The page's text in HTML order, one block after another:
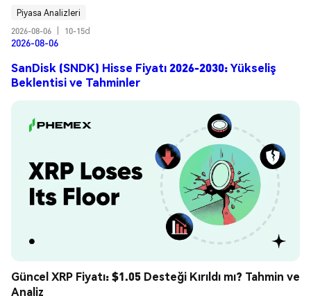
Piyasa Analizleri
2026-08-06
10-15d
2026-08-06
SanDisk (SNDK) Hisse Fiyatı 2026-2030: Yükseliş
Beklentisi ve Tahminler
Güncel XRP Fiyatı: $1.05 Desteği Kırıldı mı? Tahmin ve
Analiz